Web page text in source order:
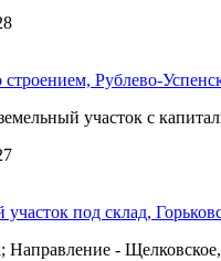
Рублево-
участок с
под склад,
-